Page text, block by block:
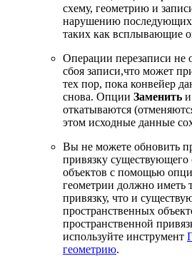
схему, геометрию и
нарушению последующих
таких как всплывающие
Операции перезаписи не
сбоя записи,что может
тех пор, пока конвейер
снова. Опции Заменить и
откатываются
этом исходные данные
Вы не можете обновить
привязку существующего
объектов с помощью
геометрии должно иметь
привязку, что и
пространственных
пространственной
используйте инструмент
геометрию.